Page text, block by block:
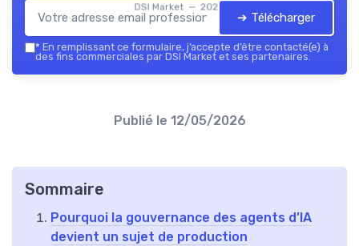
DSI Market — 2026
➔ Télécharger
* En remplissant ce formulaire, j’accepte d’être contacté(e) à
des fins commerciales par DSI Market et ses partenaires.
Publié le 12/05/2026
Sommaire
Pourquoi la gouvernance des agents d’IA
devient un sujet de production